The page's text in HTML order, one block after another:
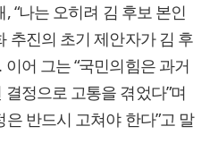
“나는 오히려 김 후보 본인
추진의 초기 제안자가 김 후
어 그는 “국민의힘은 과거
정으로 고통을 겪었다”며
반드시 고쳐야 한다”고 말